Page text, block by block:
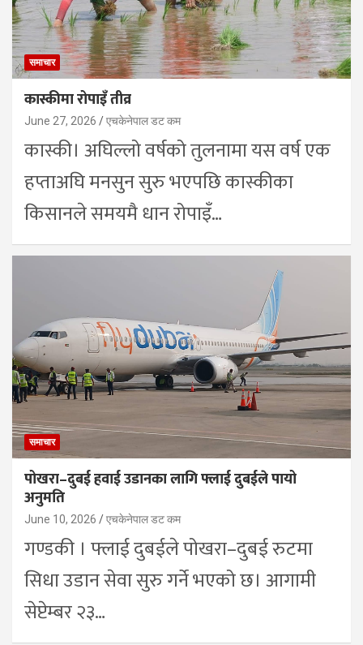
समाचार
कास्कीमा रोपाइँ तीव्र
June 27, 2026 एचकेनेपाल डट कम
कास्की। अघिल्लो वर्षको तुलनामा यस वर्ष एक
हप्ताअघि मनसुन सुरु भएपछि कास्कीका
किसानले समयमै धान रोपाइँ…
समाचार
पोखरा–दुबई हवाई उडानका लागि फ्लाई दुबईले पायो
अनुमति
June 10, 2026 एचकेनेपाल डट कम
गण्डकी । फ्लाई दुबईले पोखरा–दुबई रुटमा
सिधा उडान सेवा सुरु गर्ने भएको छ। आगामी
सेप्टेम्बर २३…